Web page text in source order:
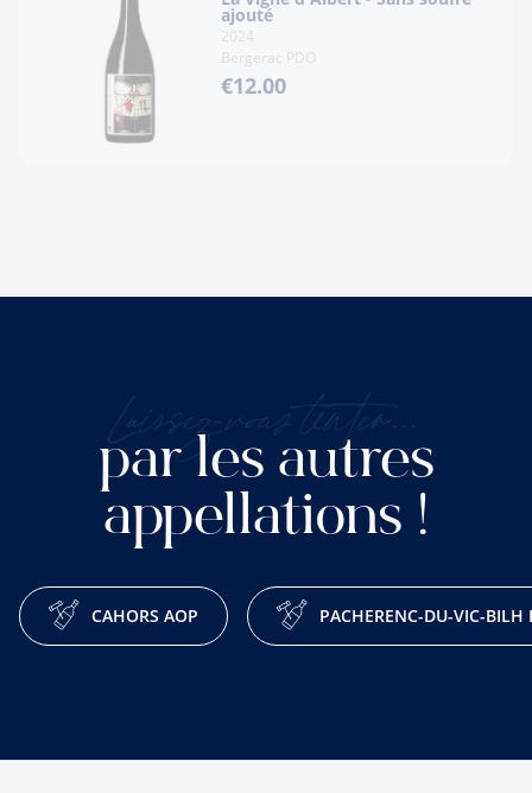
ajouté
2024
Bergerac PDO
€12.00
Laissez-vous tenter...
par les autres
appellations !
CAHORS AOP PACHERENC-DU-VIC-BILH